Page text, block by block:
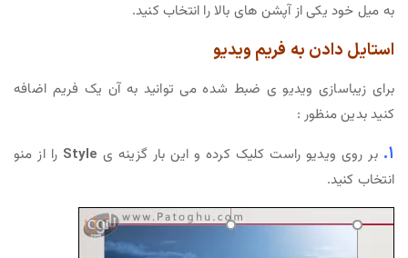
به میل خود یکی از آپشن های بالا را انتخاب کنید.
استایل دادن به فریم ویدیو
برای زیباسازی ویدیو ی ضبط شده می توانید به آن یک فریم اضافه
کنید بدین منظور :
۱. بر روی ویدیو راست کلیک کرده و این بار گزینه ی Style را از منو
انتخاب کنید.